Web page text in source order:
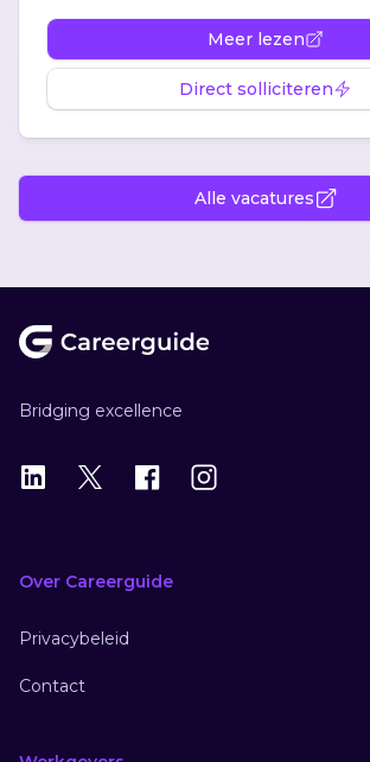
Meer lezen
Direct solliciteren
Alle vacatures
Bridging excellence
LinkedIn
X Instagram
Over Careerguide
Privacybeleid
Contact